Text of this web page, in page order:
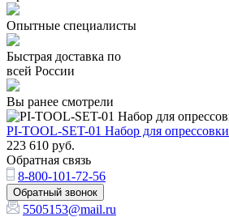
Опытные специалисты
Быстрая доставка по
всей России
Вы ранее смотрели
PI-TOOL-SET-01 Набор для опрессовки
223 610 руб.
Обратная связь
8-800-101-72-56
Обратный звонок
5505153@mail.ru